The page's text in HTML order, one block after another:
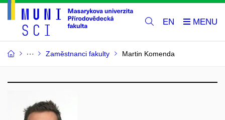
EN
Zaměstnanci fakulty Martin Komenda